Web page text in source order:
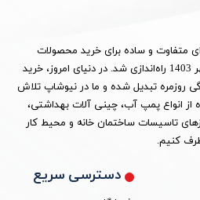
متفاوت و ساده برای خرید محصولات
آبرسانی، بهداشتی و گرمایشی در مهر 1403 راه‌اندازی شد. در دنیای امروز، خرید
روزمره تبدیل شده و ما در نیوشاپ تلاش
از انواع پمپ آب، چینی آلات بهداشتی،
تاسیسات ساختمان خانه و محیط کار
کنیم.
دسترسی سریع